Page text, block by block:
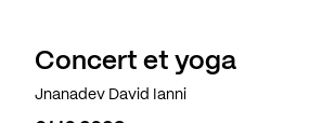
Concert et yoga
Jnanadev David Ianni